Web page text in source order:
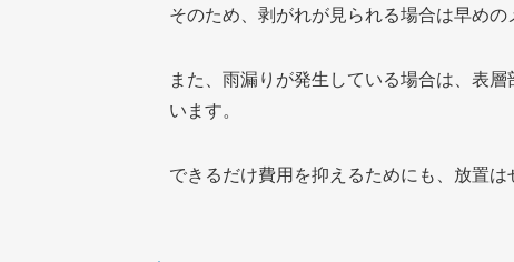
そのため、剥がれが見られる場合は早めの
また、雨漏りが発生している場合は、表
います。
できるだけ費用を抑えるためにも、放置